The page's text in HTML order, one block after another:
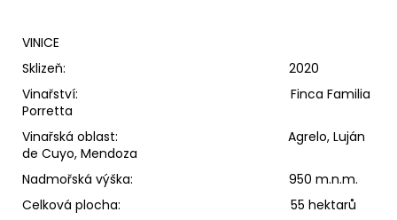
VINICE
Sklizeň: 2020
Vinařství: Finca Familia
Porretta
Vinařská oblast: Agrelo, Luján
de Cuyo, Mendoza
Nadmořská výška: 950 m.n.m.
Celková plocha: 55 hektarů